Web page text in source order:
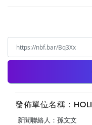
發佈單位名稱：HOLI
新聞聯絡人：孫文文